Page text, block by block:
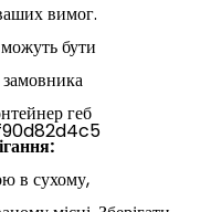
вимог.
бути
замовника
в сухому,